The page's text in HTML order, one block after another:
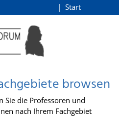
Start
browsen
Sie die Professoren und
nach Ihrem Fachgebiet